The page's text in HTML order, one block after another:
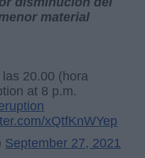
material
20.00 (hora
at 8 p.m.
xQtfKnWYep
September 27, 2021